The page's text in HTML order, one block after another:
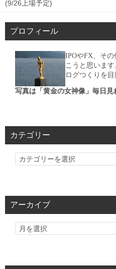
(9/26上場予定)
プロフィール
IPOやFX、そ
こうと思いま
ログつくりを目
写真は「黄金の女神像」毎日見
カテゴリー
カ
リ
アーカイブ